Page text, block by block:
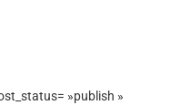
»publish »